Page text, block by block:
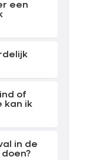
een
of
kan ik
in de